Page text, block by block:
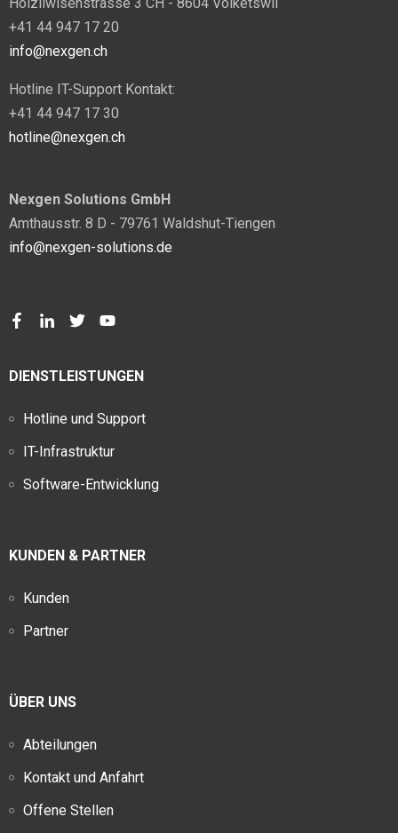
+41 44 947 17 20
info@nexgen.ch
Hotline IT-Support Kontakt:
+41 44 947 17 30
hotline@nexgen.ch
Nexgen Solutions GmbH
Amthausstr. 8 D - 79761 Waldshut-Tiengen
info@nexgen-solutions.de
DIENSTLEISTUNGEN
Hotline und Support
IT-Infrastruktur
Software-Entwicklung
KUNDEN & PARTNER
Kunden
Partner
ÜBER UNS
Abteilungen
Kontakt und Anfahrt
Offene Stellen